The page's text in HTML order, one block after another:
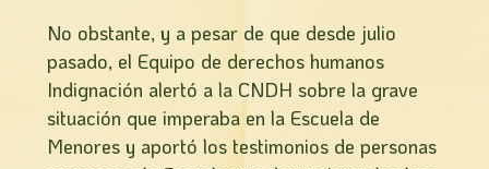
No obstante, y a pesar de que desde julio
pasado, el Equipo de derechos humanos
Indignación alertó a la CNDH sobre la grave
situación que imperaba en la Escuela de
Menores y aportó los testimonios de personas